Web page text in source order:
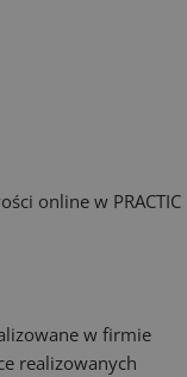
online w PRACTIC
w firmie
realizowanych